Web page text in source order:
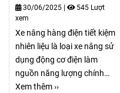
30/06/2025
545 Lượt
xem
Xe nâng hàng điện tiết kiệm
nhiên liệu là loại xe nâng sử
dụng động cơ điện làm
nguồn năng lượng chính
thay vì động cơ diesel hay
Xem thêm ››